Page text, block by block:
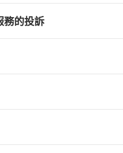
務的投訴